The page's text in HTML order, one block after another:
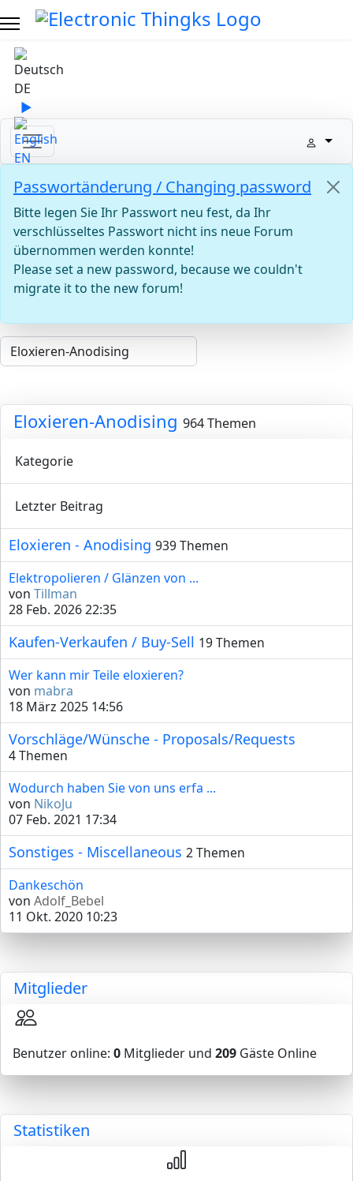
Sprache auswählen
DE
▶
ENSprache zu English wechseln
Passwortänderung / Changing password
Bitte legen Sie Ihr Passwort neu fest, da Ihr
verschlüsseltes Passwort nicht ins neue Forum
übernommen werden konnte!
Please set a new password, because we couldn't
migrate it to the new forum!
Eloxieren-Anodising 964 Themen
Kategorie
Letzter Beitrag
Eloxieren - Anodising 939 Themen
Elektropolieren / Glänzen von ...
von Tillman
28 Feb. 2026 22:35
Kaufen-Verkaufen / Buy-Sell 19 Themen
Wer kann mir Teile eloxieren?
von mabra
18 März 2025 14:56
Vorschläge/Wünsche - Proposals/Requests
4 Themen
Wodurch haben Sie von uns erfa ...
von NikoJu
07 Feb. 2021 17:34
Sonstiges - Miscellaneous 2 Themen
Dankeschön
von Adolf_Bebel
11 Okt. 2020 10:23
Mitglieder
Benutzer online: 0 Mitglieder und 209 Gäste Online
Statistiken